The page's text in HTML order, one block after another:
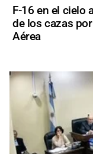
F-16 en el cielo
de los cazas
Aérea